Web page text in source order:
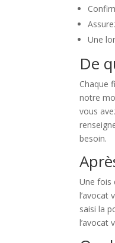
Une
De
Chaque
notre
vous
besoin.
Une fois
l’avocat
saisi la
l’avocat